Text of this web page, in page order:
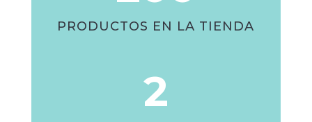
PRODUCTOS EN LA TIENDA
2